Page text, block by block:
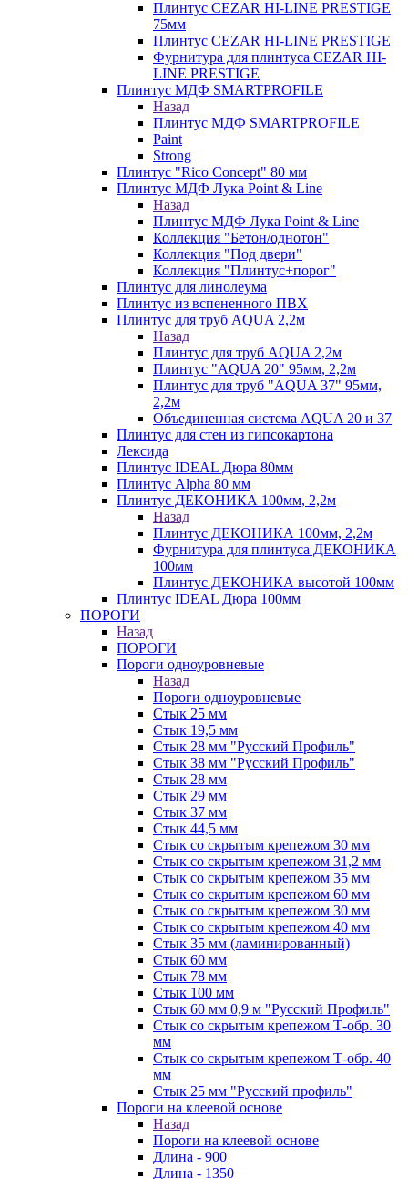
Плинтус CEZAR HI-LINE PRESTIGE
75мм
Плинтус CEZAR HI-LINE PRESTIGE
Фурнитура для плинтуса CEZAR HI-
LINE PRESTIGE
Плинтус МДФ SMARTPROFILE
Назад
Плинтус МДФ SMARTPROFILE
Paint
Strong
Плинтус "Rico Concept" 80 мм
Плинтус МДФ Лука Point & Line
Назад
Плинтус МДФ Лука Point & Line
Коллекция "Бетон/однотон"
Коллекция "Под двери"
Коллекция "Плинтус+порог"
Плинтус для линолеума
Плинтус из вспененного ПВХ
Плинтус для труб AQUA 2,2м
Назад
Плинтус для труб AQUA 2,2м
Плинтус "AQUA 20" 95мм, 2,2м
Плинтус для труб "AQUA 37" 95мм,
2,2м
Объединенная система AQUA 20 и 37
Плинтус для стен из гипсокартона
Лексида
Плинтус IDEAL Дюра 80мм
Плинтус Alpha 80 мм
Плинтус ДЕКОНИКА 100мм, 2,2м
Назад
Плинтус ДЕКОНИКА 100мм, 2,2м
Фурнитура для плинтуса ДЕКОНИКА
100мм
Плинтус ДЕКОНИКА высотой 100мм
Плинтус IDEAL Дюра 100мм
ПОРОГИ
Назад
ПОРОГИ
Пороги одноуровневые
Назад
Пороги одноуровневые
Стык 25 мм
Стык 19,5 мм
Стык 28 мм "Русский Профиль"
Стык 38 мм "Русский Профиль"
Стык 28 мм
Стык 29 мм
Стык 37 мм
Стык 44,5 мм
Стык со скрытым крепежом 30 мм
Стык со скрытым крепежом 31,2 мм
Стык со скрытым крепежом 35 мм
Стык со скрытым крепежом 60 мм
Стык со скрытым крепежом 30 мм
Стык со скрытым крепежом 40 мм
Стык 35 мм (ламинированный)
Стык 60 мм
Стык 78 мм
Стык 100 мм
Стык 60 мм 0,9 м "Русский Профиль"
Стык со скрытым крепежом Т-обр. 30
мм
Стык со скрытым крепежом Т-обр. 40
мм
Стык 25 мм "Русский профиль"
Пороги на клеевой основе
Назад
Пороги на клеевой основе
Длина - 900
Длина - 1350